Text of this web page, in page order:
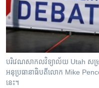
សម្ព័ន្ធ​
រំលង​
និង​
ទៅ​
កាន់​
ទំព័រ​
Khmer English
បណ្តាញ​សង្គម
ភាសា
បរិវេណ​សាកលវិទ្យាល័យ Utah សម្រា
អនុប្រធានាធិបតី​លោក Mike
នេះ។